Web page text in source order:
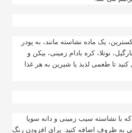
یک ماده نشاسته مانند، به پودر
نوتلا، کره بادام زمینی، بیکن و
کنید تا طعمی لذیذ یا شیرین به هر غذا
که با نشاسته سیب زمینی و دانه سویا
به ظروف اضافه کنید. برای افزودن رنگ